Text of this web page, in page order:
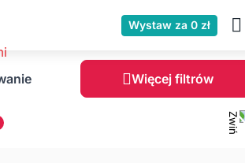
Wystaw za 0 zł
Więcej filtrów